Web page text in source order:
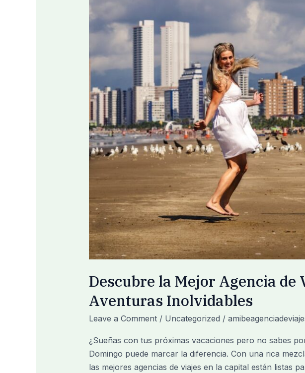
Descubre la Mejor Agencia de
Aventuras Inolvidables
Leave a Comment / Uncategorized /
¿Sueñas con tus próximas vacaciones pero no sabes
Domingo puede marcar la diferencia. Con una rica
las mejores agencias de viajes en la capital están listas
Santo
Tu
Puerta
Aventuras
Inolvidables